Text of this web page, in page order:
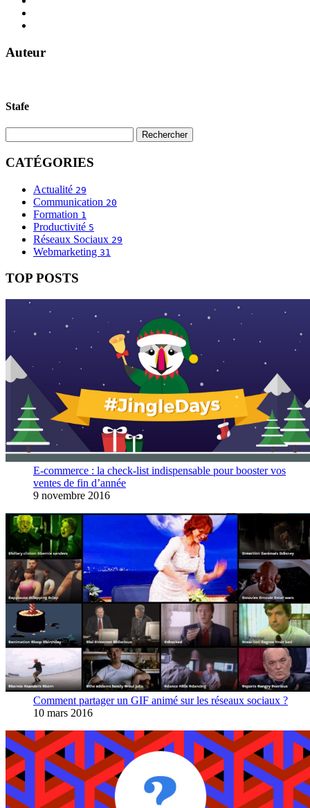
Auteur
Stafe
CATÉGORIES
Actualité 29
Communication 20
Formation 1
Productivité 5
Réseaux Sociaux 29
Webmarketing 31
TOP POSTS
E-commerce : la check-list indispensable pour booster vos
ventes de fin d’année
9 novembre 2016
Comment partager un GIF animé sur les réseaux sociaux ?
10 mars 2016